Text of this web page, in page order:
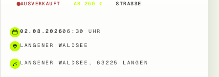
AUSVERKAUFT AB 260 € STRASSE
02.08.202606:30 UHR
LANGENER WALDSEE
LANGENER WALDSEE, 63225 LANGEN